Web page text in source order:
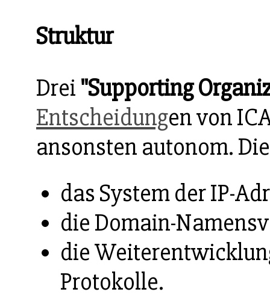
Struktur
Drei "Supporting
Entscheidungen von
ansonsten autonom.
das System der IP-
die Domain-
die
Protokolle.